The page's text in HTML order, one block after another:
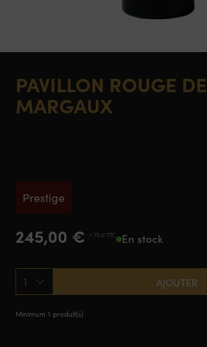
PAVILLON ROUGE DE
MARGAUX
245,00 € / 75 cl TTC En stock
1 AJOUTER
Minimum 1 produit(s)
Prestige